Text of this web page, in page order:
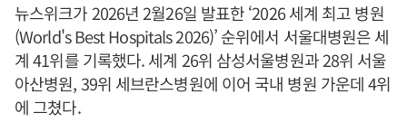
뉴스위크가 2026년 2월26일 발표한 ‘2026 세계 최고 병원
(World's Best Hospitals 2026)’ 순위에서 서울대병원은 세
계 41위를 기록했다. 세계 26위 삼성서울병원과 28위 서울
아산병원, 39위 세브란스병원에 이어 국내 병원 가운데 4위
에 그쳤다.